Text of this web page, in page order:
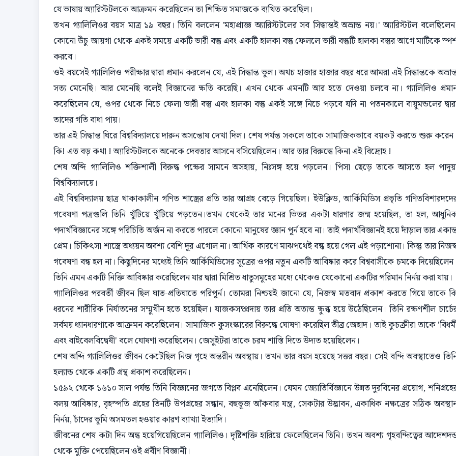
যে ভাষায় অ্যারিস্টটলকে আক্রমন করেছিলেন তা শিক্ষিত সমাজকে ব্যথিত করেছিল।
তখন গ্যালিলিওর বয়স মাত্র ১৯ বছর। তিনি বললেন 'মহাপ্রাজ্ঞ অ্যারিস্টটলের সব সিদ্ধান্তই অভ্রান্ত নয়।' অ্যারিস্টটল
কোনো উঁচু জায়গা থেকে একই সময়ে একটি ভারী বস্তু এবং একটি হালকা বস্তু ফেললে ভারী বস্তুটি হালকা বস্তুর আগে মাটিকে
করবে।
ওই বয়সেই গ্যালিলিও পরীক্ষার দ্বারা প্রমান করলেন যে, এই সিদ্ধান্ত ভুল। অথচ হাজার হাজার বছর ধরে আমরা এই সিদ্ধান্তকে
সত্য মেনেছি। আর মেনেছি বলেই বিজ্ঞানের ক্ষতি করেছি। এখন থেকে এমনটি আর হতে দেওয়া চলবে না। গ্যালিলিও
করেছিলেন যে, ওপর থেকে নিচে ফেলা ভারী বস্তু এবং হালকা বস্তু একই সঙ্গে নিচে পড়বে যদি না পতনকালে বায়ুমন্ডলের
তাদের গতি বাধা পায়।
তার এই সিদ্ধান্ত ঘিরে বিশ্ববিদ্যালয়ে দারুন অসন্তোষ দেখা দিল। শেষ পর্যন্ত সকলে তাকে সামাজিকভাবে বয়কট করতে শুরু করেন।
কি! এত বড় কথা ! অ্যারিস্টটলকে অনেকে দেবতার আসনে বসিয়েছিলেন। আর তার বিরুদ্ধে কিনা এই বিদ্রোহ !
শেষ অব্দি গ্যালিলিও শক্তিশালী বিরুদ্ধ পক্ষের সামনে অসহায়, নিঃসঙ্গ হয়ে পড়লেন। পিসা ছেড়ে তাকে আসতে হল
বিশ্ববিদ্যালয়ে।
এই বিশ্ববিদ্যালয় ছাত্র থাকাকালীন গণিত শাস্ত্রের প্রতি তার আগ্রহ বেড়ে গিয়েছিল। ইউক্লিড, আর্কিমিডিস প্রভৃতি
গবেষণা পত্রগুলি তিনি খুঁটিয়ে খুঁটিয়ে পড়তেন।তখন থেকেই তার মনের ভিতর একটা ধারণার জন্ম হয়েছিল, তা হল,
পদার্থবিজ্ঞানের সঙ্গে পরিচিতি অর্জন না করতে পারলে কোনো মানুষের জ্ঞান পূর্ন হবে না। তাই পদার্থবিজ্ঞানই হয়ে দাঁড়াল তার
প্রেম। চিকিৎসা শাস্ত্রে অধ্যয়ন অবশ্য বেশি দূর এগোল না। আর্থিক কারণে মাঝপথেই বন্ধ হয়ে গেল এই পড়াশোনা। কিন্তু তার
গবেষণা বন্ধ হল না। কিছুদিনের মধ্যেই তিনি আর্কিমিডিসের সূত্রের ওপর নতুন একটি আবিষ্কার করে বিশ্ববাসীকে চমকে দিয়েছিলেন।
তিনি এমন একটি নিক্তি আবিষ্কার করেছিলেন যার দ্বারা মিশ্রিত ধাতুসমূহের মধ্যে থেকেও যেকোনো একটির পরিমান নির্নয় করা যায়।
গ্যালিলিওর পরবর্তী জীবন ছিল ঘাত-প্রতিঘাতে পরিপূর্ন। তোমরা নিশ্চয়ই জানো যে, নিজস্ব মতবাদ প্রকাশ করতে গিয়ে তাকে
ধরনের শারীরিক নির্যাতনের সম্মুখীন হতে হয়েছিল। যাজকসম্প্রদায় তার প্রতি অত্যন্ত ক্ষুব্ধ হয়ে উঠেছিলেন। তিনি রক্ষণশীল
সর্বময় ধ্যানধারণাকে আক্রমন করেছিলেন। সামাজিক কুসংস্কারের বিরুদ্ধে ঘোষণা করেছিল তীব্র জেহাদ। তাই কুচক্রীরা তাকে
এবং বাইবেলবিদ্বেষী' বলে ঘোষণা করেছিলেন। জেসুইটরা তাকে চরম শাস্তি দিতে উদ্যত হয়েছিলেন।
শেষ অব্দি গ্যালিলিওর জীবন কেটেছিল নিজ গৃহে অন্তরীন অবস্থায়। তখন তার বয়স হয়েছে সত্তর বছর। সেই বন্দি অবস্থাতেও
হল্যান্ড থেকে একটি গ্রন্থ প্রকাশ করেছিলেন।
১৫৯২ থেকে ১৬১০ সাল পর্যন্ত তিনি বিজ্ঞানের জগতে বিপ্লব এনেছিলেন। যেমন জ্যোতির্বিজ্ঞানে উন্নত দুরবিনের প্রয়োগ,
বলয় আবিষ্কার, বৃহস্পতি গ্রহের তিনটি উপগ্রহের সন্ধান, বহুভূজ আঁকবার যন্ত্র, সেকটার উদ্ভাবন, একাধিক নক্ষত্রের সঠিক
নির্নয়, চাঁদের ভূমি অসমতল হওয়ার কারণ ব্যাখ্যা ইত্যাদি।
জীবনের শেষ কটা দিন অন্ধ হয়েগিয়েছিলেন গ্যালিলিও। দৃষ্টিশক্তি হারিয়ে ফেলেছিলেন তিনি। তখন অবশ্য গৃহবন্দিত্বের
থেকে মুক্তি পেয়েছিলেন ওই প্রবীণ বিজ্ঞানী।